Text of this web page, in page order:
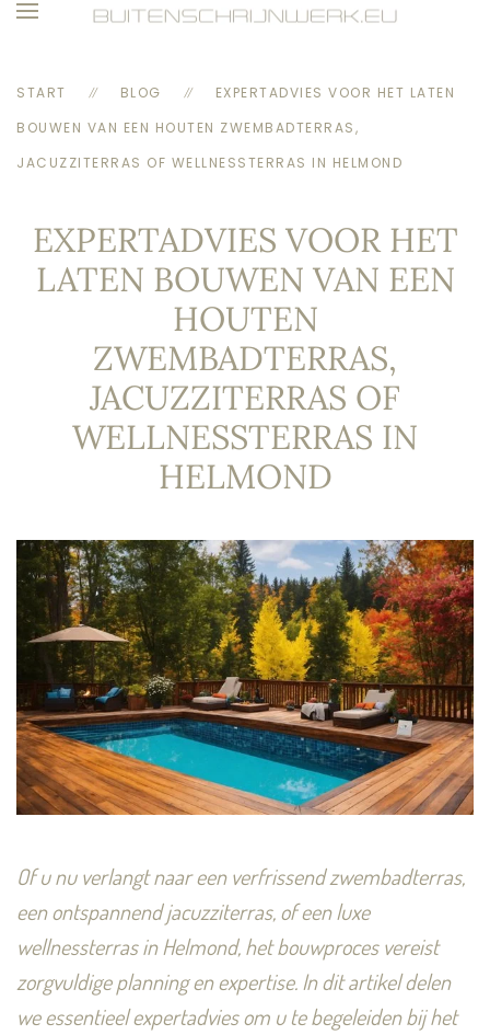
START BLOG
EXPERTADVIES VOOR HET LATEN
BOUWEN VAN EEN HOUTEN ZWEMBADTERRAS,
JACUZZITERRAS OF WELLNESSTERRAS IN HELMOND
EXPERTADVIES VOOR HET
LATEN BOUWEN VAN EEN
HOUTEN
ZWEMBADTERRAS,
JACUZZITERRAS OF
WELLNESSTERRAS IN
HELMOND
Of u nu verlangt naar een verfrissend zwembadterras,
een ontspannend jacuzziterras, of een luxe
wellnessterras in Helmond, het bouwproces vereist
zorgvuldige planning en expertise. In dit artikel delen
we essentieel expertadvies om u te begeleiden bij het